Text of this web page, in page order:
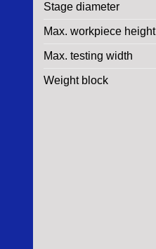
Stage diameter
Max. workpiece height
Max. testing width
Weight block